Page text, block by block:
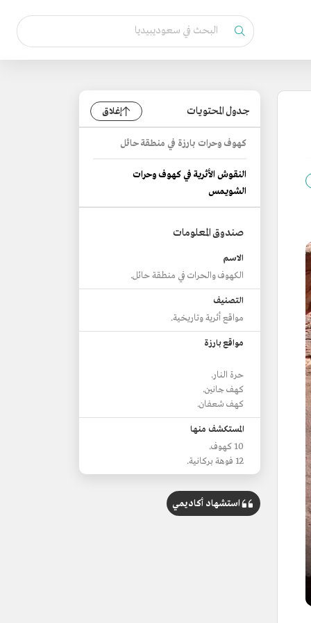
جدول المحتويات إغلاق
كهوف وحرات بارزة في منطقة حائل
النقوش الأثرية في كهوف وحرات
الشويمس
صندوق المعلومات
الاسم
الكهوف والحرات في منطقة حائل.
التصنيف
مواقع أثرية وتاريخية.
مواقع بارزة
حرة النار.
كهف جانين.
كهف شعفان.
المستكشف منها
10 كهوف.
12 فوهة بركانية.
استشهاد أكاديمي